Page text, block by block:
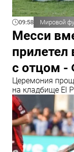
09:58 Мировой
Месси
прилетел
с отцом
Церемония
на кладбище El